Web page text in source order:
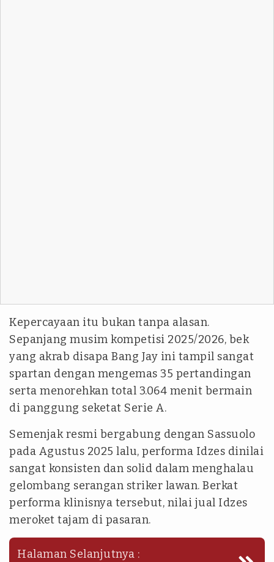
Kepercayaan itu bukan tanpa alasan.
Sepanjang musim kompetisi 2025/2026, bek
yang akrab disapa Bang Jay ini tampil sangat
spartan dengan mengemas 35 pertandingan
serta menorehkan total 3.064 menit bermain
di panggung seketat Serie A.
Semenjak resmi bergabung dengan Sassuolo
pada Agustus 2025 lalu, performa Idzes dinilai
sangat konsisten dan solid dalam menghalau
gelombang serangan striker lawan. Berkat
performa klinisnya tersebut, nilai jual Idzes
meroket tajam di pasaran.
Halaman Selanjutnya :